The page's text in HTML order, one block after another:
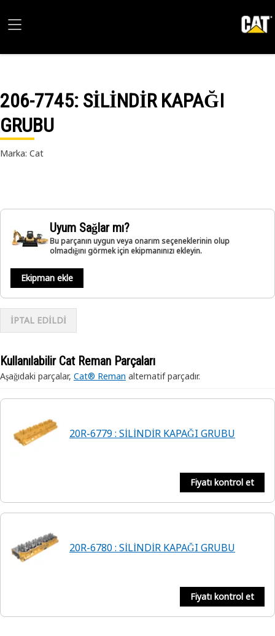
206-7745: SİLİNDİR KAPAĞI
GRUBU
Marka: Cat
Uyum Sağlar mı?
Bu parçanın uygun veya onarım seçeneklerinin olup
olmadığını görmek için ekipmanınızı ekleyin.
Ekipman ekle
İPTAL EDİLDİ
Kullanılabilir Cat Reman Parçaları
Aşağıdaki parçalar, Cat® Reman alternatif parçadır.
20R-6779 : SİLİNDİR KAPAĞI GRUBU
Fiyatı kontrol et
20R-6780 : SİLİNDİR KAPAĞI GRUBU
Fiyatı kontrol et